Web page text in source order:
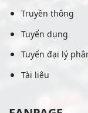
Truyền thông
Tuyển dụng
Tuyển đại lý
Tài liệu